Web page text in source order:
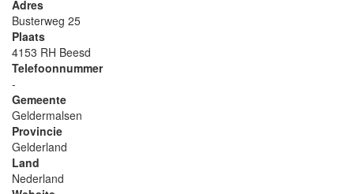
Adres
Busterweg 25
Plaats
4153 RH Beesd
Telefoonnummer
-
Gemeente
Geldermalsen
Provincie
Gelderland
Land
Nederland